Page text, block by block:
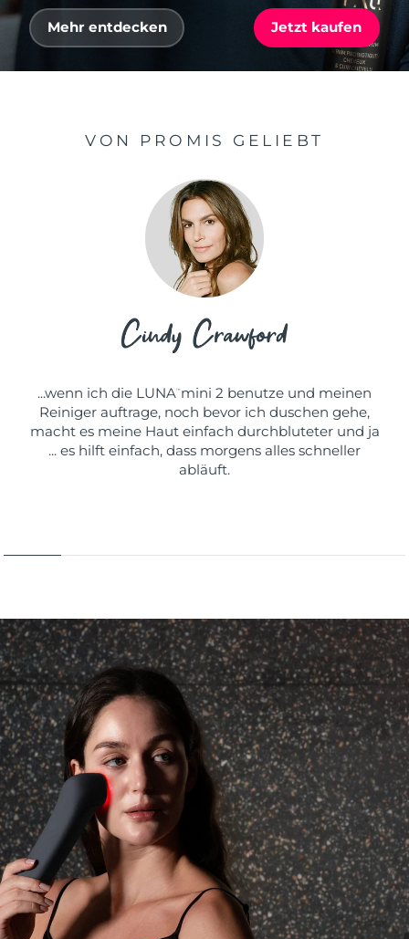
Mehr entdecken Jetzt kaufen
VON PROMIS GELIEBT
...wenn ich die LUNA ™ mini 2 benutze und meinen
Reiniger auftrage, noch bevor ich duschen gehe,
macht es meine Haut einfach durchbluteter und ja
... es hilft einfach, dass morgens alles schneller
abläuft.